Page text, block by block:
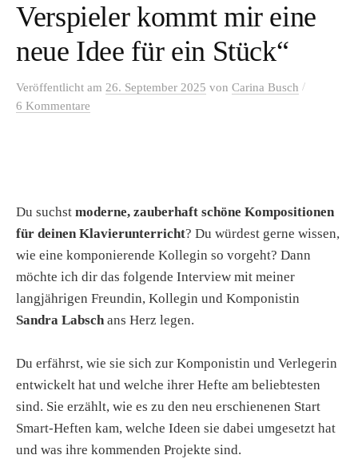
Verspieler kommt mir eine
neue Idee für ein Stück“
Veröffentlicht am 26. September 2025 von Carina Busch /
6 Kommentare
Du suchst moderne, zauberhaft schöne Kompositionen
für deinen Klavierunterricht? Du würdest gerne wissen,
wie eine komponierende Kollegin so vorgeht? Dann
möchte ich dir das folgende Interview mit meiner
langjährigen Freundin, Kollegin und Komponistin
Sandra Labschans Herz legen.
Du erfährst, wie sie sich zur Komponistin und Verlegerin
entwickelt hat und welche ihrer Hefte am beliebtesten
sind. Sie erzählt, wie es zu den neu erschienenen Start
Smart-Heften kam, welche Ideen sie dabei umgesetzt hat
und was ihre kommenden Projekte sind.